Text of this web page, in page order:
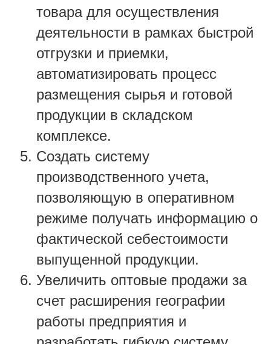
товара для осуществления
деятельности в рамках быстрой
отгрузки и приемки,
автоматизировать процесс
размещения сырья и готовой
продукции в складском
комплексе.
Создать систему
производственного учета,
позволяющую в оперативном
режиме получать информацию о
фактической себестоимости
выпущенной продукции.
Увеличить оптовые продажи за
счет расширения географии
работы предприятия и